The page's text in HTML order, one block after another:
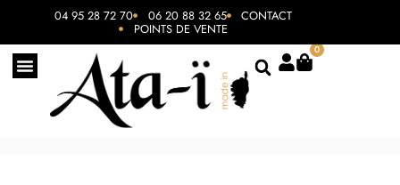
04 95 28 72 70 06 20 88 32 65 CONTACT
POINTS DE VENTE
0